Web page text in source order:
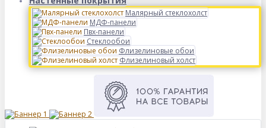
Малярный стеклохолст
МДФ-панели
Пвх-панели
Стеклообои
Флизелиновые обои
Флизелиновый холст